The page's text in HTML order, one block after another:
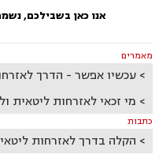
אנו כאן בשבילכם,
מאמרים
עכשיו אפשר - הדרך
מי זכאי לאזרחות ליטאית
כתבות
הקלה בדרך לאזרחות